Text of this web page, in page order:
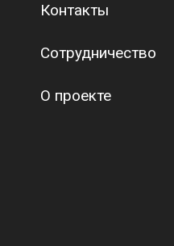
Контакты
Сотрудничество
О проекте